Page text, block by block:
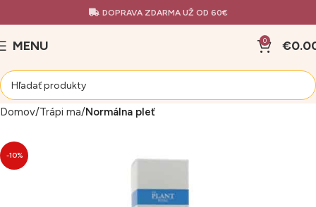
DOPRAVA ZDARMA UŽ OD 60€
MENU 0 €
Domov Trápi ma Normálna pleť
-10%